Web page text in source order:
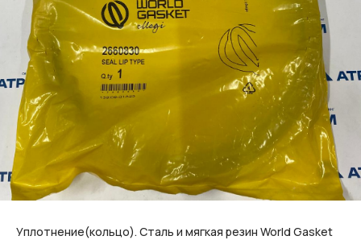
Уплотнение(кольцо). Сталь и мягкая резин World Gasket